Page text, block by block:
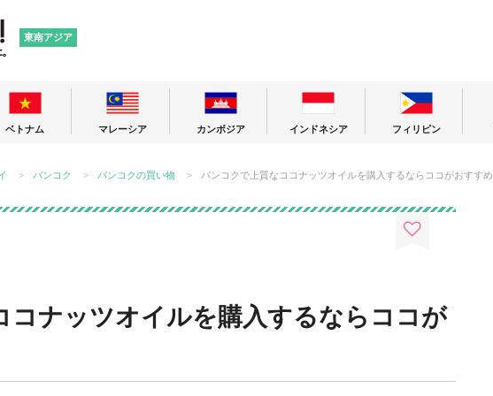
東南アジア
ベトナム マレーシア カンボジア インドネシア フィリピン
バンコク バンコクの買い物 バンコクで上質なココナッツオイルを購入するならココがおすすめ
コナッツオイルを購入するならココが